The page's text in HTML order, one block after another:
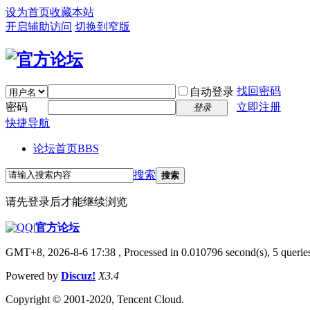
设为首页收藏本站
开启辅助访问 切换到窄版
自动登录 找回密码
密码
登录
立即注册
快捷导航
论坛首页BBS
搜索 搜索
请先登录后才能继续浏览
|官方论坛
GMT+8, 2026-8-6 17:38 , Processed in 0.010796 second(s), 5
Powered by Discuz! X3.4
Copyright © 2001-2020, Tencent Cloud.